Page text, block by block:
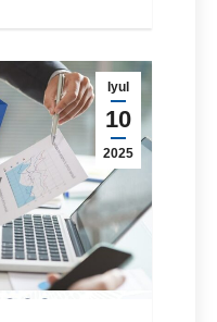
Iyul
10
2025